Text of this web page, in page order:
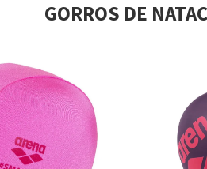
GORROS DE